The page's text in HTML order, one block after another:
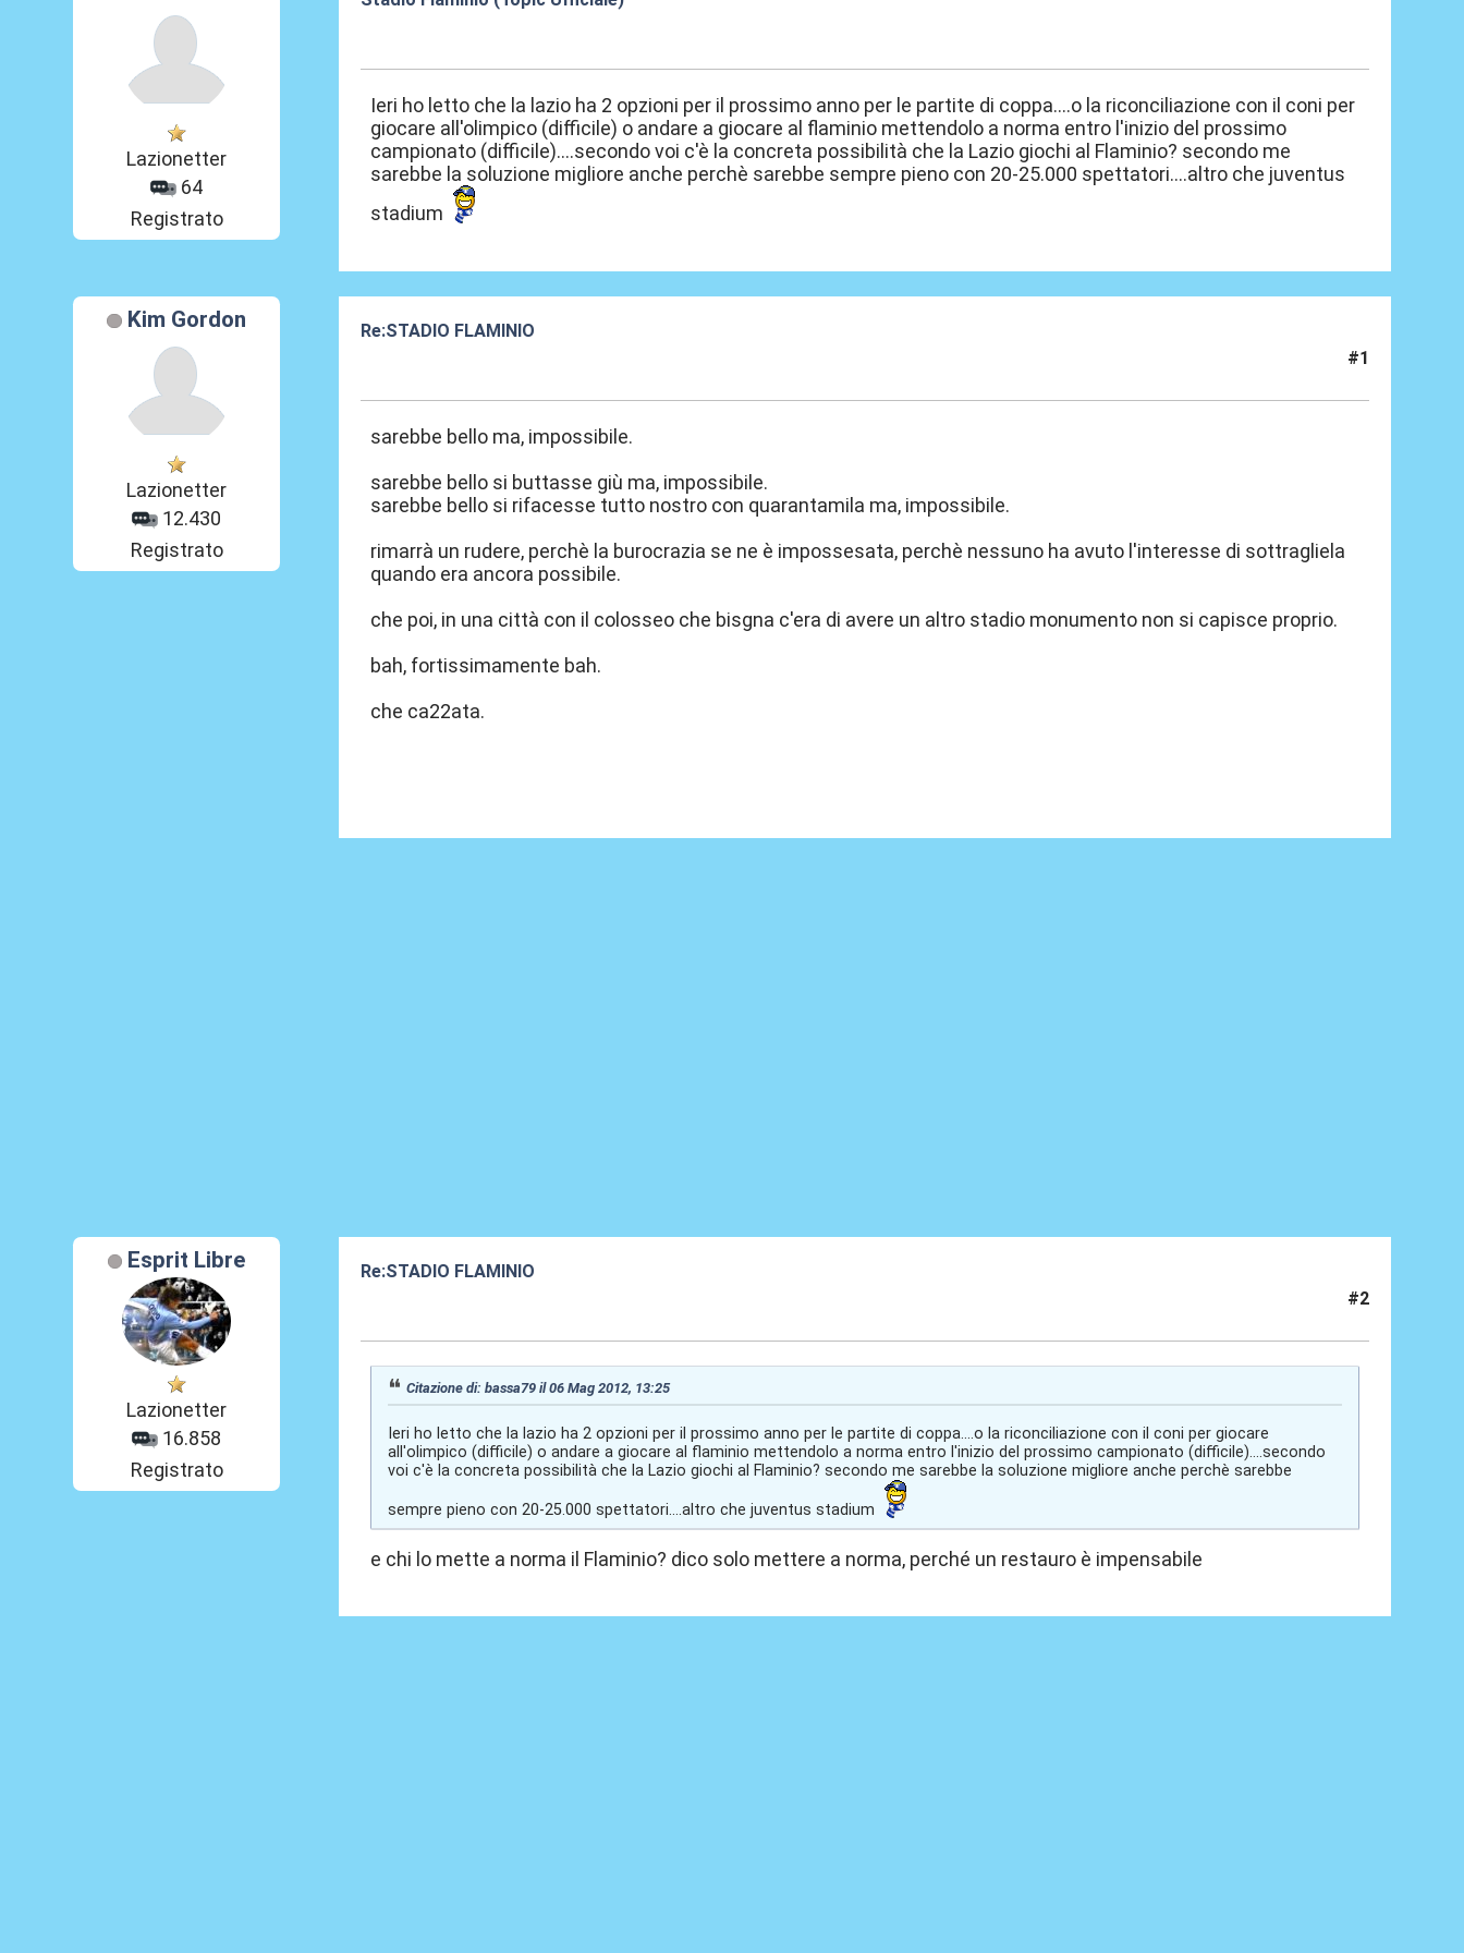
Lazionetter
64
Registrato
Ieri ho letto che la lazio ha 2 opzioni per il prossimo anno per le partite di coppa....o la riconciliazione con il coni per
giocare all'olimpico (difficile) o andare a giocare al flaminio mettendolo a norma entro l'inizio del prossimo
campionato (difficile)....secondo voi c'è la concreta possibilità che la Lazio giochi al Flaminio? secondo me
sarebbe la soluzione migliore anche perchè sarebbe sempre pieno con 20-25.000 spettatori....altro che juventus
stadium
Kim Gordon
Lazionetter
12.430
Registrato
Re:STADIO FLAMINIO
#1
sarebbe bello ma, impossibile.
sarebbe bello si buttasse giù ma, impossibile.
sarebbe bello si rifacesse tutto nostro con quarantamila ma, impossibile.
rimarrà un rudere, perchè la burocrazia se ne è impossesata, perchè nessuno ha avuto l'interesse di sottragliela
quando era ancora possibile.
che poi, in una città con il colosseo che bisgna c'era di avere un altro stadio monumento non si capisce proprio.
bah, fortissimamente bah.
che ca22ata.
Esprit Libre
Lazionetter
16.858
Registrato
Re:STADIO FLAMINIO
#2
Citazione di: bassa79 il 06 Mag 2012, 13:25
Ieri ho letto che la lazio ha 2 opzioni per il prossimo anno per le partite di coppa....o la riconciliazione con il coni per giocare
all'olimpico (difficile) o andare a giocare al flaminio mettendolo a norma entro l'inizio del prossimo campionato (difficile)....secondo
voi c'è la concreta possibilità che la Lazio giochi al Flaminio? secondo me sarebbe la soluzione migliore anche perchè sarebbe
sempre pieno con 20-25.000 spettatori....altro che juventus stadium
e chi lo mette a norma il Flaminio? dico solo mettere a norma, perché un restauro è impensabile